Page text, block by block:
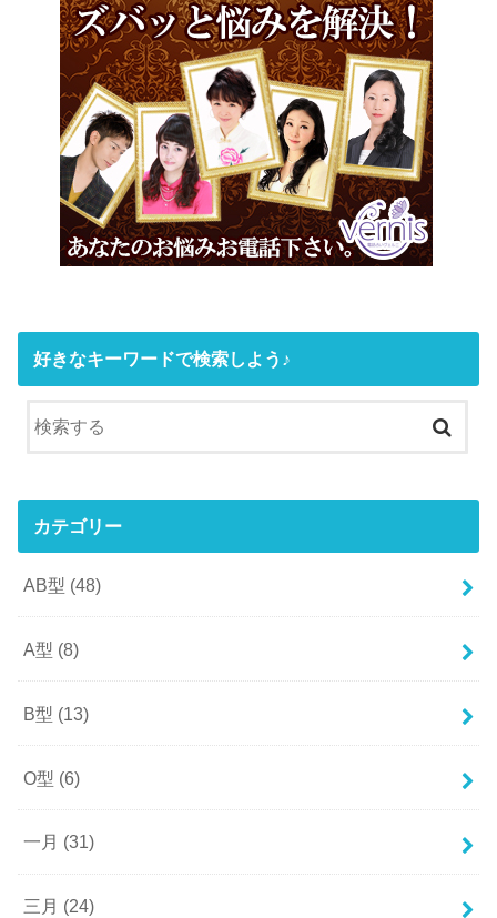
好きなキーワードで検索しよう♪
カテゴリー
AB型 (48)
A型 (8)
B型 (13)
O型 (6)
一月 (31)
三月 (24)